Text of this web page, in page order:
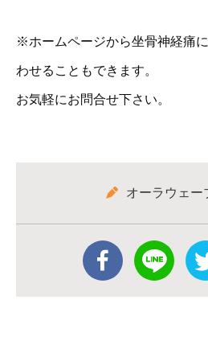
※ホームページから坐骨神経痛
わせることもできます。
お気軽にお問合せ下さい。
オーラウェー